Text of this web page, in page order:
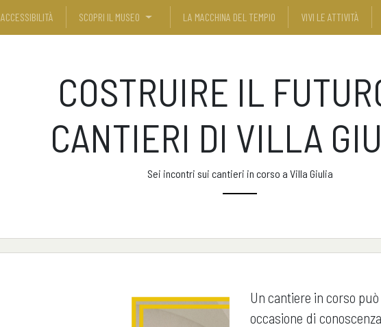
ACCESSIBILITÀ SCOPRI IL MUSEO LA MACCHINA DEL TEMPIO VIVI LE ATTIVITÀ
COSTRUIRE IL
CANTIERI DI VILLA
Sei incontri sui cantieri in corso a Villa Giulia
Un cantiere in corso
occasione di